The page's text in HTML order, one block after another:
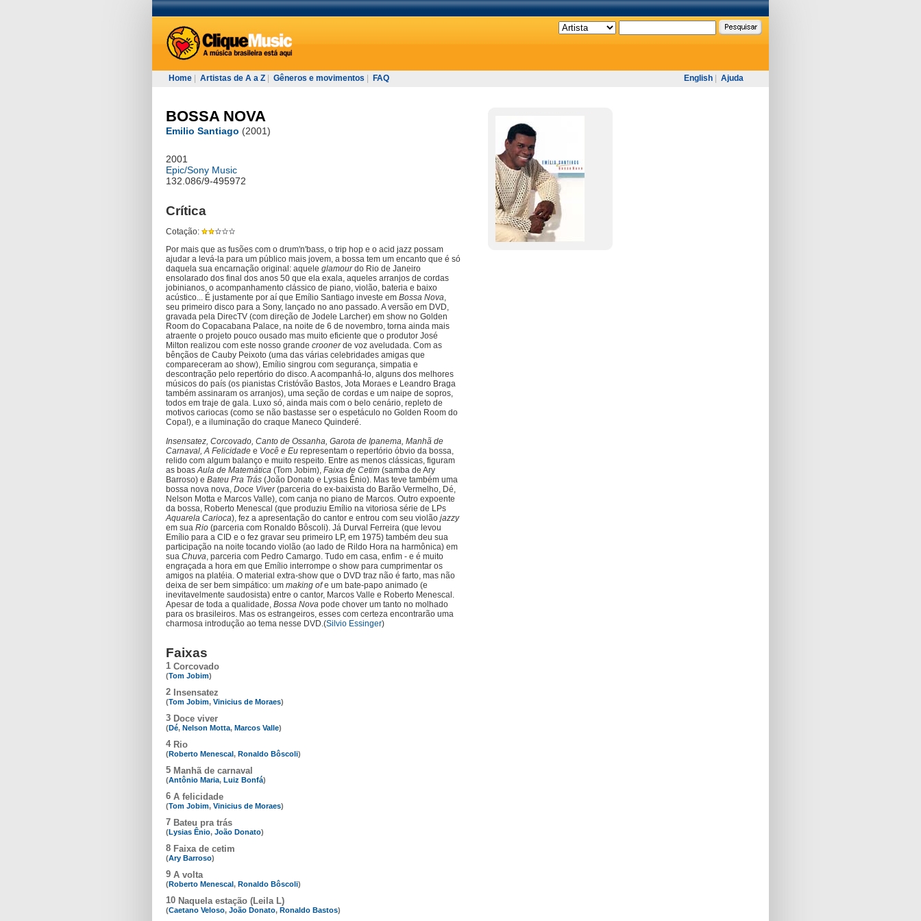
Home Artistas de A a Z Gêneros e movimentos FAQ English Ajuda
BOSSA NOVA
Emilio Santiago (2001)
2001
Epic/Sony Music
132.086/9-495972
Crítica
Cotação:
Por mais que as fusões com o drum'n'bass, o trip hop e o acid jazz possam
ajudar a levá-la para um público mais jovem, a bossa tem um encanto que é só
daquela sua encarnação original: aquele glamourdo Rio de Janeiro
ensolarado dos final dos anos 50 que ela exala, aqueles arranjos de cordas
jobinianos, o acompanhamento clássico de piano, violão, bateria e baixo
acústico... É justamente por aí que Emílio Santiago investe em Bossa Nova,
seu primeiro disco para a Sony, lançado no ano passado. A versão em DVD,
gravada pela DirecTV (com direção de Jodele Larcher) em show no Golden
Room do Copacabana Palace, na noite de 6 de novembro, torna ainda mais
atraente o projeto pouco ousado mas muito eficiente que o produtor José
Milton realizou com este nosso grande croonerde voz aveludada. Com as
bênçãos de Cauby Peixoto (uma das várias celebridades amigas que
compareceram ao show), Emílio singrou com segurança, simpatia e
descontração pelo repertório do disco. A acompanhá-lo, alguns dos melhores
músicos do país (os pianistas Cristóvão Bastos, Jota Moraes e Leandro Braga
também assinaram os arranjos), uma seção de cordas e um naipe de sopros,
todos em traje de gala. Luxo só, ainda mais com o belo cenário, repleto de
motivos cariocas (como se não bastasse ser o espetáculo no Golden Room do
Copa!), e a iluminação do craque Maneco Quinderé.
Insensatez, Corcovado, Canto de Ossanha, Garota de Ipanema, Manhã de
Carnaval, A Felicidade e Você e Eu representam o repertório óbvio da bossa,
relido com algum balanço e muito respeito. Entre as menos clássicas, figuram
as boasAula de Matemática (Tom Jobim), Faixa de Cetim (samba de Ary
Barroso) e Bateu Pra Trás (João Donato e Lysias Ênio). Mas teve também uma
bossa nova nova, Doce Viver(parceria do ex-baixista do Barão Vermelho, Dé,
Nelson Motta e Marcos Valle), com canja no piano de Marcos. Outro expoente
da bossa, Roberto Menescal (que produziu Emílio na vitoriosa série de LPs
Aquarela Carioca), fez a apresentação do cantor e entrou com seu violão jazzy
em sua Rio (parceria com Ronaldo Bôscoli). Já Durval Ferreira (que levou
Emílio para a CID e o fez gravar seu primeiro LP, em 1975) também deu sua
participação na noite tocando violão (ao lado de Rildo Hora na harmônica) em
sua Chuva, parceria com Pedro Camargo. Tudo em casa, enfim - e é muito
engraçada a hora em que Emílio interrompe o show para cumprimentar os
amigos na platéia. O material extra-show que o DVD traz não é farto, mas não
deixa de ser bem simpático: um making ofe um bate-papo animado (e
inevitavelmente saudosista) entre o cantor, Marcos Valle e Roberto Menescal.
Apesar de toda a qualidade, Bossa Nova pode chover um tanto no molhado
para os brasileiros. Mas os estrangeiros, esses com certeza encontrarão uma
charmosa introdução ao tema nesse DVD.(Silvio Essinger)
Faixas
1 Corcovado
(Tom Jobim)
2 Insensatez
(Tom Jobim, Vinicius de Moraes)
3 Doce viver
(Dé, Nelson Motta, Marcos Valle)
4 Rio
(Roberto Menescal, Ronaldo Bôscoli)
5 Manhã de carnaval
(Antônio Maria, Luiz Bonfá)
6 A felicidade
(Tom Jobim, Vinicius de Moraes)
7 Bateu pra trás
(Lysias Ênio, João Donato)
8 Faixa de cetim
(Ary Barroso)
9 A volta
(Roberto Menescal, Ronaldo Bôscoli)
10 Naquela estação (Leila L)
(Caetano Veloso, João Donato, Ronaldo Bastos)